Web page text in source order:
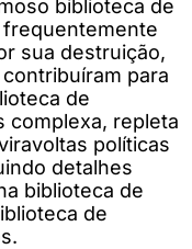
biblioteca de
frequentemente
sua destruição,
para
de
complexa, repleta
políticas
detalhes
biblioteca de
de